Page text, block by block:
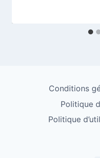
Conditions
Politique
Politique